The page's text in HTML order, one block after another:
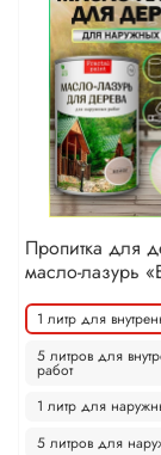
Пропитка для
масло-лазурь
1 литр для
5 литров для
работ
1 литр для
5 литров для